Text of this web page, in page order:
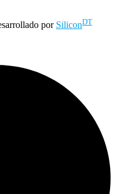
por SiliconDT